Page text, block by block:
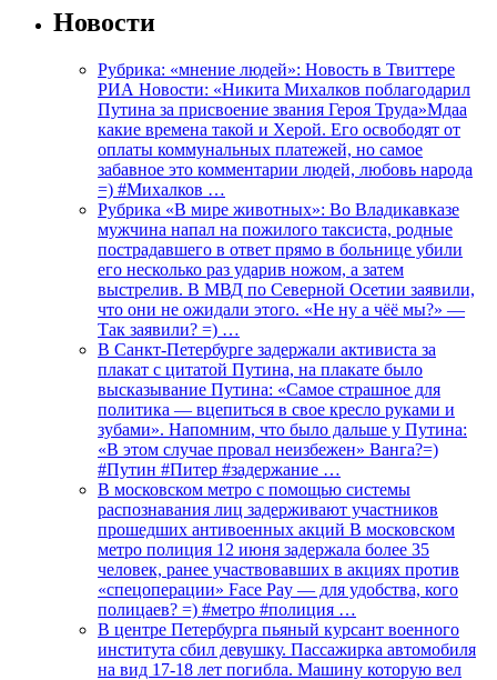
Новости
Рубрика: «мнение людей»: Новость в Твиттере
РИА Новости: «Никита Михалков поблагодарил
Путина за присвоение звания Героя Труда»Мдаа
какие времена такой и Херой. Его освободят от
оплаты коммунальных платежей, но самое
забавное это комментарии людей, любовь народа
=) #Михалков …
Рубрика «В мире животных»: Во Владикавказе
мужчина напал на пожилого таксиста, родные
пострадавшего в ответ прямо в больнице убили
его несколько раз ударив ножом, а затем
выстрелив. В МВД по Северной Осетии заявили,
что они не ожидали этого. «Не ну а чёё мы?» —
Так заявили? =) …
В Санкт-Петербурге задержали активиста за
плакат с цитатой Путина, на плакате было
высказывание Путина: «Самое страшное для
политика — вцепиться в свое кресло руками и
зубами». Напомним, что было дальше у Путина:
«В этом случае провал неизбежен» Ванга?=)
#Путин #Питер #задержание …
В московском метро с помощью системы
распознавания лиц задерживают участников
прошедших антивоенных акций В московском
метро полиция 12 июня задержала более 35
человек, ранее участвовавших в акциях против
«спецоперации» Face Pay — для удобства, кого
полицаев? =) #метро #полиция …
В центре Петербурга пьяный курсант военного
института сбил девушку. Пассажирка автомобиля
на вид 17-18 лет погибла. Машину которую вел